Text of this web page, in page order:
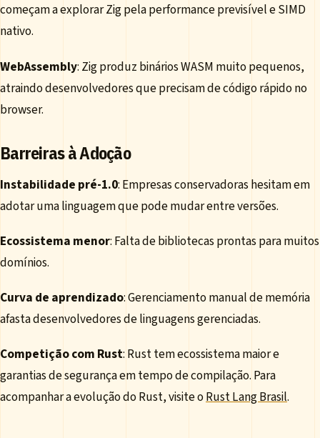
começam a explorar Zig pela performance previsível e SIMD
nativo.
WebAssembly: Zig produz binários WASM muito pequenos,
atraindo desenvolvedores que precisam de código rápido no
browser.
Barreiras à Adoção
Instabilidade pré-1.0: Empresas conservadoras hesitam em
adotar uma linguagem que pode mudar entre versões.
Ecossistema menor: Falta de bibliotecas prontas para muitos
domínios.
Curva de aprendizado: Gerenciamento manual de memória
afasta desenvolvedores de linguagens gerenciadas.
Competição com Rust: Rust tem ecossistema maior e
garantias de segurança em tempo de compilação. Para
acompanhar a evolução do Rust, visite oRust Lang Brasil.